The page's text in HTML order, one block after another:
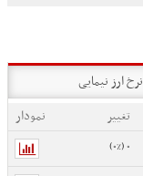
نرخ ارز نیمایی
تغییر
نمودار
0 (0%)